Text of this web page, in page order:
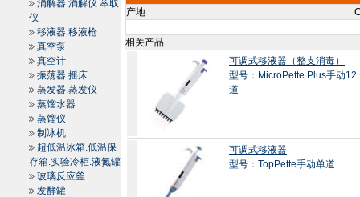
消解器.消解仪.萃取
仪
移液器.移液枪
真空泵
真空计
振荡器.摇床
蒸发器.蒸发仪
蒸馏水器
蒸馏仪
制冰机
超低温冰箱.低温保
存箱.实验冷柜.液氮罐
玻璃反应釜
发酵罐
产地
相关产品
可调式移液器（整支消毒）
型号：MicroPette Plus手动12
道
可调式移液器
型号：TopPette手动单道